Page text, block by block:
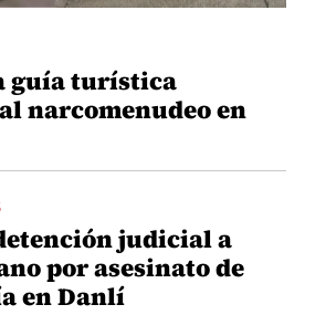
guía turística
narcomenudeo en
judicial a
por asesinato de
en Danlí